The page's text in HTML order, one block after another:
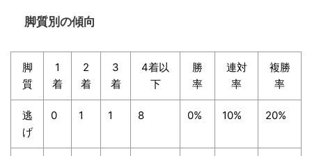
脚質別の傾向
脚
質
1
着
2
着
3
着
4着以
下
勝
率
連対
率
複勝
率
逃
げ
0 1 1 8 0% 10% 20%